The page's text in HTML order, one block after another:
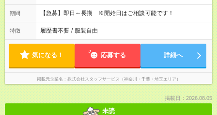
期間 【急募】即日～長期 ※開始日はご相談可能です！
特徴 履歴書不要 / 服装自由
気になる！ 応募する 詳細へ
掲載元企業名 株式会社スタッフサービス（神奈川・千葉・埼玉エリア）
掲載日：2026.08.05
未読